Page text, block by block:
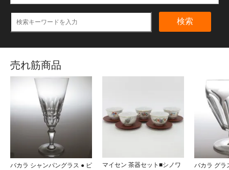
検索
売れ筋商品
バカラ シャンパングラス ● ピ
マイセン 茶器セット■シノワ
バカラ グラ